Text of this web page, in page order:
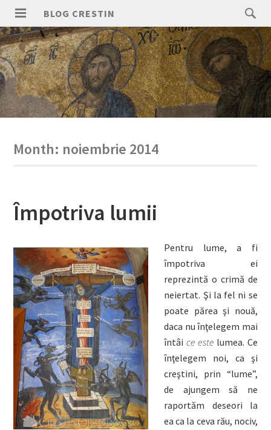
Skip
content
PRIMARY
MENU
BLOG CRESTIN
Search
for:
Month: noiembrie 2014
Împotriva lumii
Pentru lume, a fi
împotriva ei
reprezintă o crimă de
neiertat. Şi la fel ni se
poate părea şi nouă,
daca nu înţelegem mai
întâi ce este lumea. Ce
înţelegem noi, ca şi
creştini, prin “lume”,
de ajungem să ne
raportăm deseori la
ea ca la ceva rău, nociv,